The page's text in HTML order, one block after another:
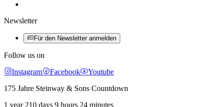
Newsletter
Für den Newsletter anmelden
Follow us on
Instagram
Facebook
Youtube
175 Jahre Steinway & Sons Countdown
1 year 210 days 9 hours 24 minutes